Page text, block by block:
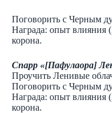
Поговорить с Черным
Награда: опыт влияния
корона.
Спарр «[Пафулаора]
Проучить Ленивые
Поговорить с Черным
Награда: опыт влияния
корона.